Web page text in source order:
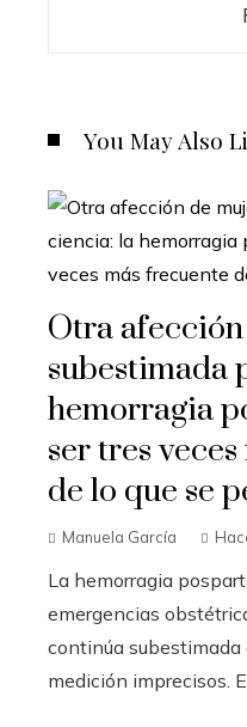
You May Also
Otra
subestimada
hemorragia
ser tres
de lo que se
Manuela García
La hemorragia
emergencias
continúa subestimada
medición imprecisos.